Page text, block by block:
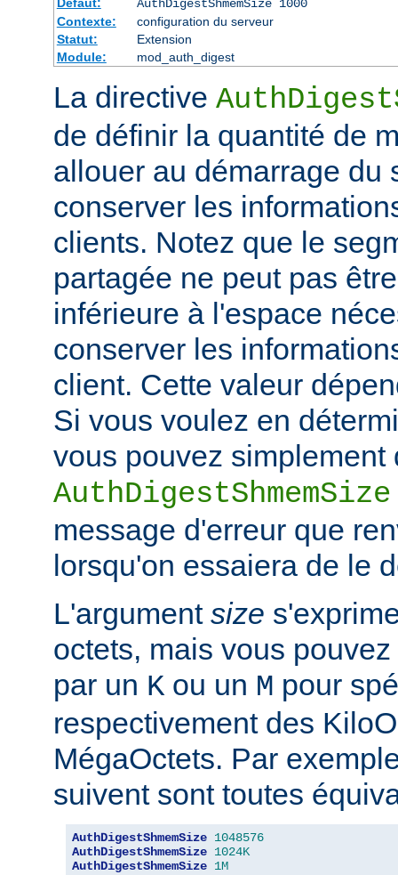
AuthDigestShmemSize 1000
Contexte:
configuration du serveur
Statut:
Extension
Module:
mod_auth_digest
La directive
de définir la quantité de
allouer au démarrage du
conserver les
clients. Notez que le
partagée ne peut pas
inférieure à l'espace
conserver les
client. Cette valeur
Si vous voulez en
vous pouvez simplement
AuthDigestShmemSize
message d'erreur que
lorsqu'on essaiera de le
L'argument size
octets, mais vous
par un K ou un M pour
respectivement des
MégaOctets. Par
suivent sont toutes
AuthDigestShmemSize 1048576
AuthDigestShmemSize 1024K
AuthDigestShmemSize 1M